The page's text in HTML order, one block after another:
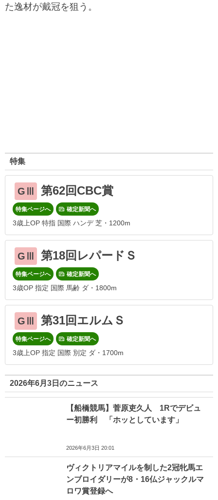
た逸材が戴冠を狙う。
特集
GⅢ 第62回CBC賞
特集ページへ 確定新聞へ
3歳上OP 特指 国際 ハンデ 芝・1200m
GⅢ 第18回レパードＳ
特集ページへ 確定新聞へ
3歳OP 指定 国際 馬齢 ダ・1800m
GⅢ 第31回エルムＳ
特集ページへ 確定新聞へ
3歳上OP 指定 国際 別定 ダ・1700m
2026年6月3日のニュース
【船橋競馬】菅原吏久人 1Rでデビュ
ー初勝利 「ホッとしています」
2026年6月3日 20:01
ヴィクトリアマイルを制した2冠牝馬エ
ンブロイダリーが8・16仏ジャックルマ
ロワ賞登録へ